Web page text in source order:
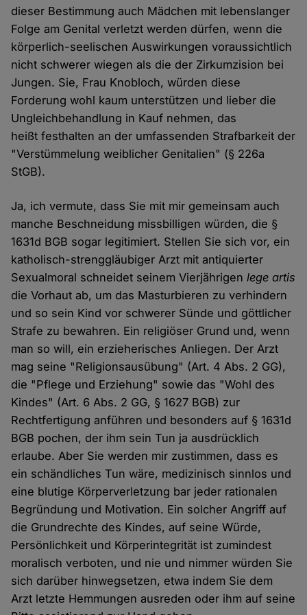
dieser Bestimmung auch Mädchen mit lebenslanger
Folge am Genital verletzt werden dürfen, wenn die
körperlich-seelischen Auswirkungen voraussichtlich
nicht schwerer wiegen als die der Zirkumzision bei
Jungen. Sie, Frau Knobloch, würden diese
Forderung wohl kaum unterstützen und lieber die
Ungleichbehandlung in Kauf nehmen, das
heißt festhalten an der umfassenden Strafbarkeit der
"Verstümmelung weiblicher Genitalien" (§ 226a
StGB).
Ja, ich vermute, dass Sie mit mir gemeinsam auch
manche Beschneidung missbilligen würden, die §
1631d BGB sogar legitimiert. Stellen Sie sich vor, ein
katholisch-strenggläubiger Arzt mit antiquierter
Sexualmoral schneidet seinem Vierjährigenlege artis
die Vorhaut ab, um das Masturbieren zu verhindern
und so sein Kind vor schwerer Sünde und göttlicher
Strafe zu bewahren. Ein religiöser Grund und, wenn
man so will, ein erzieherisches Anliegen. Der Arzt
mag seine "Religionsausübung" (Art. 4 Abs. 2 GG),
die "Pflege und Erziehung" sowie das "Wohl des
Kindes" (Art. 6 Abs. 2 GG, § 1627 BGB) zur
Rechtfertigung anführen und besonders auf § 1631d
BGB pochen, der ihm sein Tun ja ausdrücklich
erlaube. Aber Sie werden mir zustimmen, dass es
ein schändliches Tun wäre, medizinisch sinnlos und
eine blutige Körperverletzung bar jeder rationalen
Begründung und Motivation. Ein solcher Angriff auf
die Grundrechte des Kindes, auf seine Würde,
Persönlichkeit und Körperintegrität ist zumindest
moralisch verboten, und nie und nimmer würden Sie
sich darüber hinwegsetzen, etwa indem Sie dem
Arzt letzte Hemmungen ausreden oder ihm auf seine